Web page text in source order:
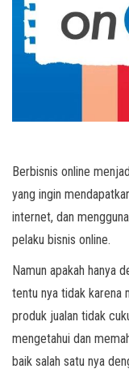
Berbisnis online
yang ingin
internet, dan
pelaku bisnis online.
Namun apakah hanya
tentu nya tidak karena
produk jualan tidak
mengetahui dan
baik salah satu nya